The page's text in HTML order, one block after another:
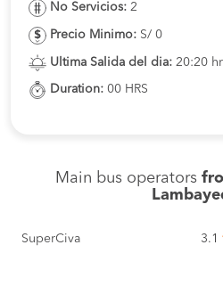
No Servicios: 2
Precio Minimo: S/ 0
Ultima Salida del dia: 20:20
Duration: 00 HRS
Main bus operators
SuperCiva 3.1